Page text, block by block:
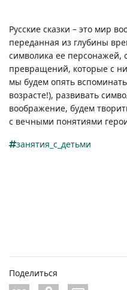
Русские сказки – это мир
переданная из глубины
символика ее персонажей,
превращений, которые с
мы будем опять
возрасте!), развивать
воображение, будем
с вечными понятиями
занятия_с_детьми
Поделиться